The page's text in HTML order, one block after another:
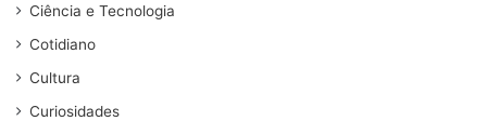
Ciência e Tecnologia
Cotidiano
Cultura
Curiosidades